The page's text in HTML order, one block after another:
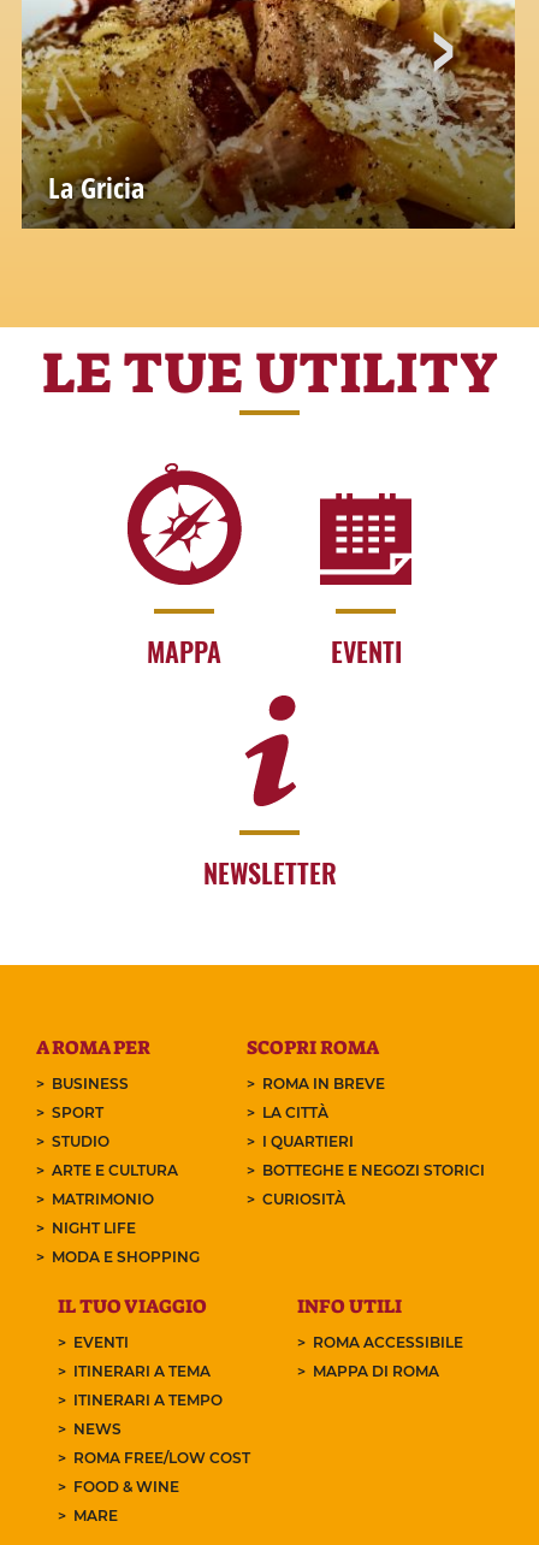
La Gricia
LE TUE UTILITY
MAPPA EVENTI
NEWSLETTER
A ROMA PER
BUSINESS
SPORT
STUDIO
ARTE E CULTURA
MATRIMONIO
NIGHT LIFE
MODA E SHOPPING
SCOPRI ROMA
ROMA IN BREVE
LA CITTÀ
I QUARTIERI
BOTTEGHE E NEGOZI STORICI
CURIOSITÀ
IL TUO VIAGGIO
EVENTI
ITINERARI A TEMA
ITINERARI A TEMPO
NEWS
ROMA FREE/LOW COST
FOOD & WINE
MARE
INFO UTILI
ROMA ACCESSIBILE
MAPPA DI ROMA